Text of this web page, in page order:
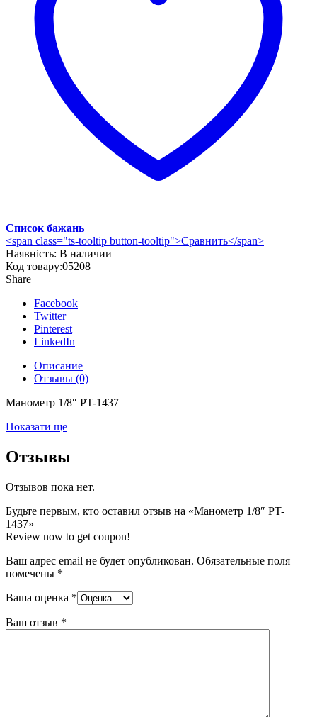
Список бажань
<span class="ts-tooltip button-tooltip">Сравнить</span>
Наявність: В наличии
Код товару:05208
Share
Facebook
Twitter
Pinterest
LinkedIn
Описание
Отзывы (0)
Манометр 1/8″ PT-1437
Показати ще
Отзывы
Отзывов пока нет.
Будьте первым, кто оставил отзыв на «Манометр 1/8″ PT-
1437»
Review now to get coupon!
Ваш адрес email не будет опубликован. Обязательные поля
помечены *
Ваша оценка *
Ваш отзыв *